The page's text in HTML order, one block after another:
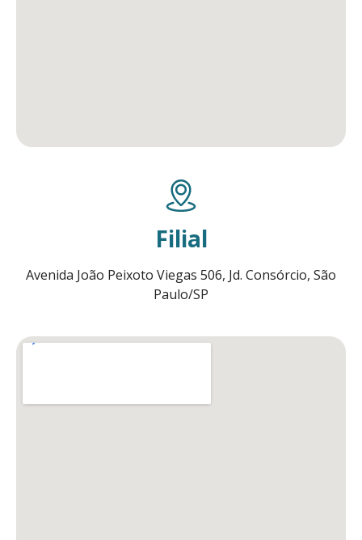
Filial
Avenida João Peixoto Viegas 506, Jd. Consórcio, São
Paulo/SP